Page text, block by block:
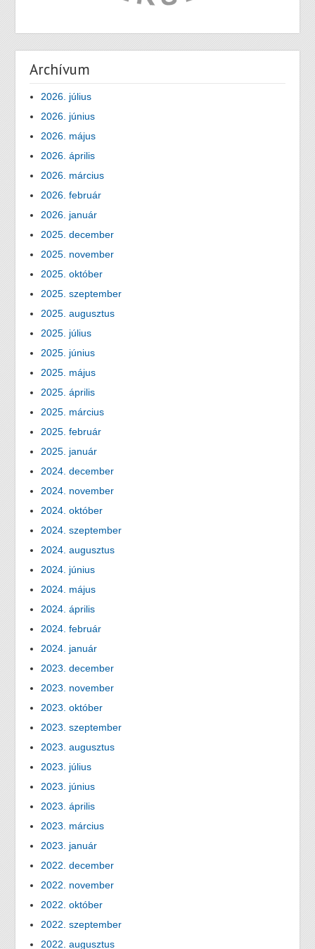
Archívum
2026. július
2026. június
2026. május
2026. április
2026. március
2026. február
2026. január
2025. december
2025. november
2025. október
2025. szeptember
2025. augusztus
2025. július
2025. június
2025. május
2025. április
2025. március
2025. február
2025. január
2024. december
2024. november
2024. október
2024. szeptember
2024. augusztus
2024. június
2024. május
2024. április
2024. február
2024. január
2023. december
2023. november
2023. október
2023. szeptember
2023. augusztus
2023. július
2023. június
2023. április
2023. március
2023. január
2022. december
2022. november
2022. október
2022. szeptember
2022. augusztus